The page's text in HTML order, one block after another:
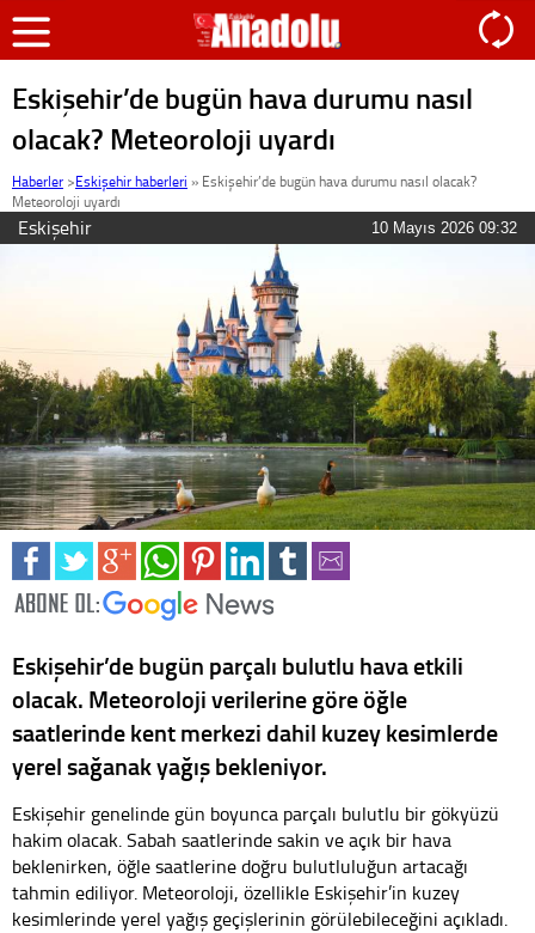
Eskişehir’de bugün hava durumu nasıl
olacak? Meteoroloji uyardı
Haberler >Eskişehir haberleri » Eskişehir’de bugün hava durumu nasıl olacak?
Meteoroloji uyardı
Eskişehir 10 Mayıs 2026 09:32
Eskişehir’de bugün parçalı bulutlu hava etkili
olacak. Meteoroloji verilerine göre öğle
saatlerinde kent merkezi dahil kuzey kesimlerde
yerel sağanak yağış bekleniyor.
Eskişehir genelinde gün boyunca parçalı bulutlu bir gökyüzü
hakim olacak. Sabah saatlerinde sakin ve açık bir hava
beklenirken, öğle saatlerine doğru bulutluluğun artacağı
tahmin ediliyor. Meteoroloji, özellikle Eskişehir’in kuzey
kesimlerinde yerel yağış geçişlerinin görülebileceğini açıkladı.